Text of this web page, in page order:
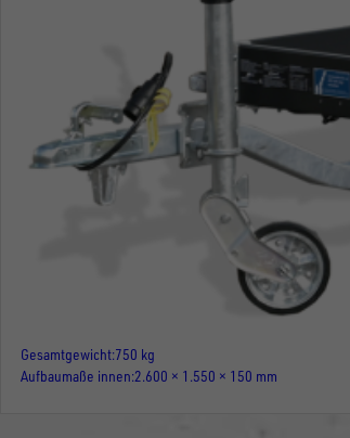
Gesamtgewicht 750 kg
Aufbaumaße innen 2.600 × 1.550 × 150 mm